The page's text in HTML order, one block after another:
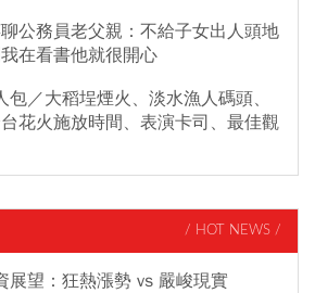
公務員老父親：不給子女出人頭地
在看書他就很開心
／大稻埕煙火、淡水漁人碼頭、
花火施放時間、表演卡司、最佳觀
/ HOT NEWS /
展望：狂熱漲勢 vs 嚴峻現實